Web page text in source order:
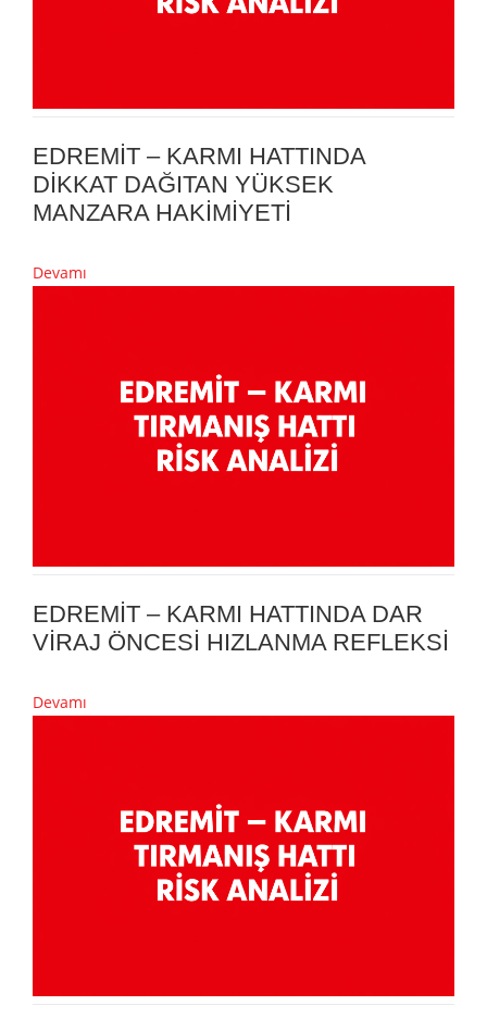
EDREMİT – KARMI HATTINDA
DİKKAT DAĞITAN YÜKSEK
MANZARA HAKİMİYETİ
Devamı
EDREMİT – KARMI HATTINDA DAR
VİRAJ ÖNCESİ HIZLANMA REFLEKSİ
Devamı